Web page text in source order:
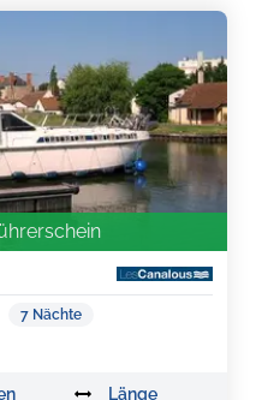
7 Nächte
Länge